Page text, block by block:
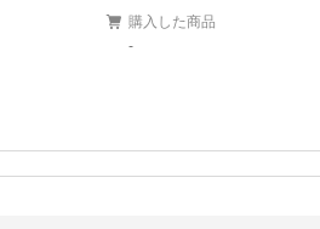
購入した商品
-